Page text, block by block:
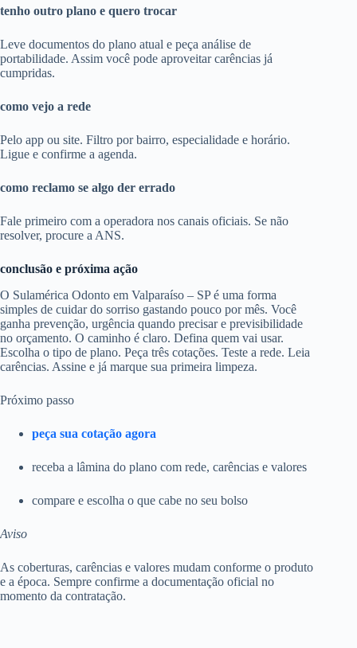
tenho outro plano e quero trocar
Leve documentos do plano atual e peça análise de
portabilidade. Assim você pode aproveitar carências já
cumpridas.
como vejo a rede
Pelo app ou site. Filtro por bairro, especialidade e horário.
Ligue e confirme a agenda.
como reclamo se algo der errado
Fale primeiro com a operadora nos canais oficiais. Se não
resolver, procure a ANS.
conclusão e próxima ação
O Sulamérica Odonto em Valparaíso – SP é uma forma
simples de cuidar do sorriso gastando pouco por mês. Você
ganha prevenção, urgência quando precisar e previsibilidade
no orçamento. O caminho é claro. Defina quem vai usar.
Escolha o tipo de plano. Peça três cotações. Teste a rede. Leia
carências. Assine e já marque sua primeira limpeza.
Próximo passo
peça sua cotação agora
receba a lâmina do plano com rede, carências e valores
compare e escolha o que cabe no seu bolso
Aviso
As coberturas, carências e valores mudam conforme o produto
e a época. Sempre confirme a documentação oficial no
momento da contratação.